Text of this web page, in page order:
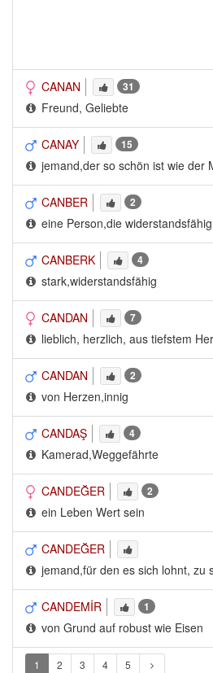
CANAN 31
Freund, Geliebte
CANAY 15
jemand,der so schön ist wie der
CANBER 2
eine Person,die
CANBERK 4
stark,widerstandsfähig
CANDAN 7
lieblich, herzlich, aus tiefstem
CANDAN 2
von Herzen,innig
CANDAŞ 4
Kamerad,Weggefährte
CANDEĞER 2
ein Leben Wert sein
CANDEĞER
jemand,für den es sich lohnt, zu
CANDEMİR 1
von Grund auf robust wie Eisen
1 2 3 4 5